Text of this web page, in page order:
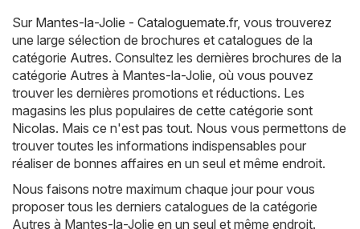
Sur Mantes-la-Jolie - Cataloguemate.fr, vous trouverez
une large sélection de brochures et catalogues de la
catégorie Autres. Consultez les dernières brochures de la
catégorie Autres à Mantes-la-Jolie, où vous pouvez
trouver les dernières promotions et réductions. Les
magasins les plus populaires de cette catégorie sont
Nicolas. Mais ce n'est pas tout. Nous vous permettons de
trouver toutes les informations indispensables pour
réaliser de bonnes affaires en un seul et même endroit.
Nous faisons notre maximum chaque jour pour vous
proposer tous les derniers catalogues de la catégorie
Autres à Mantes-la-Jolie en un seul et même endroit.